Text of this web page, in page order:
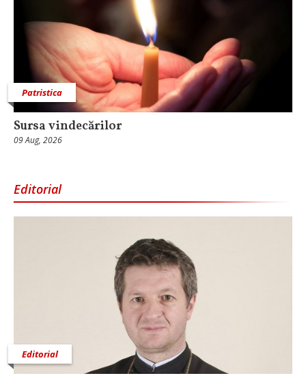
Patristica
Sursa vindecărilor
09 Aug, 2026
Editorial
Editorial